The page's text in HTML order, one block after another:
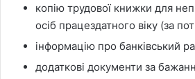
копію трудової книжки для
осіб працездатного віку (за
інформацію про банківський
додаткові документи за